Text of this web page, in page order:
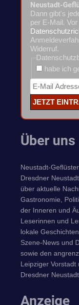
Neustadt-
Dann gibt's
per E-Mail.
Widerruf.
habe ich
Über uns
Neustadt-
Dresdner
über aktuelle
Gastronomie,
der Inneren und
Leserinnen und
lokale
Szene-News und
sowie den
Leipziger Vorstadt
Dresdner
Anzeige